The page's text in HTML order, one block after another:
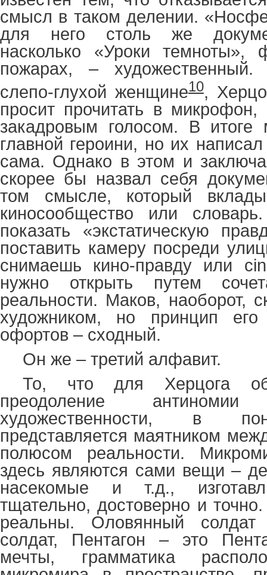
смысл в таком делении.
для него столь же
насколько «Уроки
пожарах, –
слепо-глухой женщине10,
просит прочитать в микрофон,
закадровым голосом. В
главной героини, но их
сама. Однако в этом и
скорее бы назвал себя
том смысле, который
киносообщество или
показать «экстатическую
поставить камеру посреди
снимаешь кино-правду или
нужно открыть путем
реальности. Маков, наоборот,
художником, но принцип
офортов – сходный.
Он же – третий алфавит.
То, что для Херцога
преодоление
художественности, в
представляется маятником
полюсом реальности.
здесь являются сами вещи –
насекомые и т.д.,
тщательно, достоверно и
реальны. Оловянный
солдат, Пентагон – это
мечты, грамматика